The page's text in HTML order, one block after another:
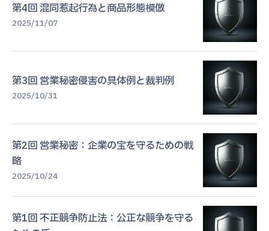
第4回 混同惹起行為と商品形態模倣
2025/11/07
第3回 営業秘密侵害の具体例と裁判例
2025/10/31
第2回 営業秘密：企業の宝を守るための戦
略
2025/10/24
第1回 不正競争防止法：公正な競争を守る